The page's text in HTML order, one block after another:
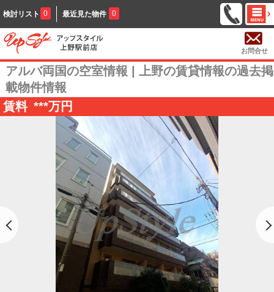
検討リスト 0 最近見た物件 0
お問合せ
アルバ両国の空室情報 | 上野の賃貸情報の過去掲
載物件情報
賃料 ***万円